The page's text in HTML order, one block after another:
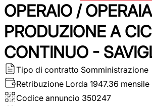
OPERAIO /
PRODUZIONE A
CONTINUO -
Tipo di contratto Somministrazione
Retribuzione Lorda 1947.36 mensile
Codice annuncio 350247